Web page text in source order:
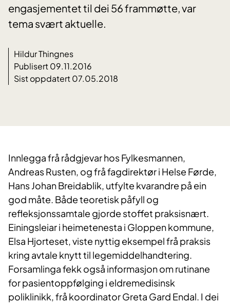
engasjementet til dei 56 frammøtte, var
tema svært aktuelle.
Hildur Thingnes
Publisert 09.11.2016
Sist oppdatert 07.05.2018
Innlegga frå rådgjevar hos Fylkesmannen,
Andreas Rusten, og frå fagdirektør i Helse Førde,
Hans Johan Breidablik, utfylte kvarandre på ein
god måte. Både teoretisk påfyll og
refleksjonssamtale gjorde stoffet praksisnært.
Einingsleiar i heimetenesta i Gloppen kommune,
Elsa Hjorteset, viste nyttig eksempel frå praksis
kring avtale knytt til legemiddelhandtering.
Forsamlinga fekk også informasjon om rutinane
for pasientoppfølging i eldremedisinsk
poliklinikk, frå koordinator Greta Gard Endal. I dei